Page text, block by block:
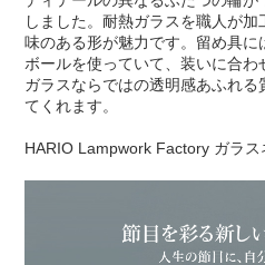
しました。耐熱ガラスを職人が
味のある形が魅力です。留め具に
ボールを使っていて、装いに合わ
ガラスならではの透明感あふれ
てくれます。
HARIO Lampwork Factory ガラス